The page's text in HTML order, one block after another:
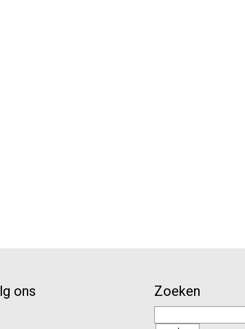
ons Zoeken